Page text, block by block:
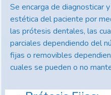
Se encarga de diagnosticar
estética del paciente por
las prótesis dentales, las
parciales dependiendo del
fijas o removibles
cuales se pueden o no